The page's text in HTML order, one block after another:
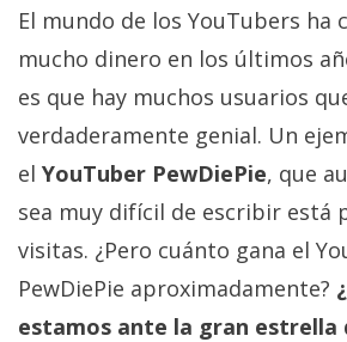
Sistemas
operativos
Profesional
+
Más
temas
El mundo de los YouTubers ha
mucho dinero en los últimos
es que hay muchos usuarios
verdaderamente genial. Un
el YouTuber PewDiePie, que
sea muy difícil de escribir está
visitas. ¿Pero cuánto gana el
PewDiePie aproximadamente?
estamos ante la gran estrella